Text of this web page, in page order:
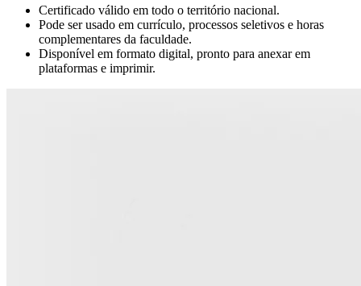
Certificado válido em todo o território nacional.
Pode ser usado em currículo, processos seletivos e horas
complementares da faculdade.
Disponível em formato digital, pronto para anexar em
plataformas e imprimir.